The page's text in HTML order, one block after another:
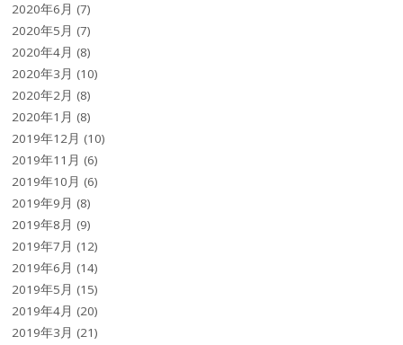
2020年6月 (7)
2020年5月 (7)
2020年4月 (8)
2020年3月 (10)
2020年2月 (8)
2020年1月 (8)
2019年12月 (10)
2019年11月 (6)
2019年10月 (6)
2019年9月 (8)
2019年8月 (9)
2019年7月 (12)
2019年6月 (14)
2019年5月 (15)
2019年4月 (20)
2019年3月 (21)